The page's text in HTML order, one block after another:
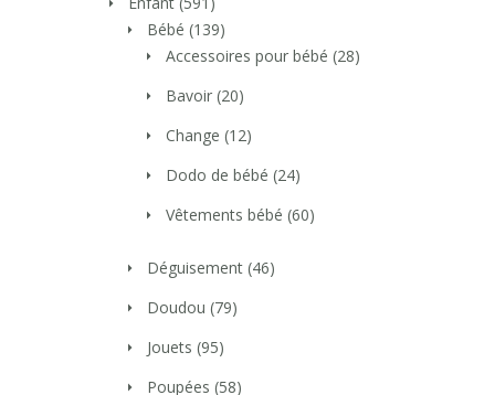
Bébé (139)
Accessoires pour bébé (28)
Bavoir (20)
Change (12)
Dodo de bébé (24)
Vêtements bébé (60)
Déguisement (46)
Doudou (79)
Jouets (95)
Poupées (58)